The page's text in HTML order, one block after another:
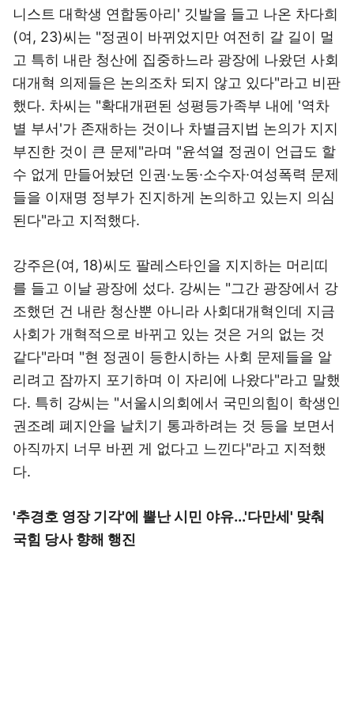
니스트 대학생 연합동아리' 깃발을 들고 나온 차다희
(여, 23)씨는 "정권이 바뀌었지만 여전히 갈 길이 멀
고 특히 내란 청산에 집중하느라 광장에 나왔던 사회
대개혁 의제들은 논의조차 되지 않고 있다"라고 비판
했다. 차씨는 "확대개편된 성평등가족부 내에 '역차
별 부서'가 존재하는 것이나 차별금지법 논의가 지지
부진한 것이 큰 문제"라며 "윤석열 정권이 언급도 할
수 없게 만들어놨던 인권·노동·소수자·여성폭력 문제
들을 이재명 정부가 진지하게 논의하고 있는지 의심
된다"라고 지적했다.
강주은(여, 18)씨도 팔레스타인을 지지하는 머리띠
를 들고 이날 광장에 섰다. 강씨는 "그간 광장에서 강
조했던 건 내란 청산뿐 아니라 사회대개혁인데 지금
사회가 개혁적으로 바뀌고 있는 것은 거의 없는 것
같다"라며 "현 정권이 등한시하는 사회 문제들을 알
리려고 잠까지 포기하며 이 자리에 나왔다"라고 말했
다. 특히 강씨는 "서울시의회에서 국민의힘이 학생인
권조례 폐지안을 날치기 통과하려는 것 등을 보면서
아직까지 너무 바뀐 게 없다고 느낀다"라고 지적했
다.
'추경호 영장 기각'에 뿔난 시민 야유...'다만세' 맞춰
국힘 당사 향해 행진